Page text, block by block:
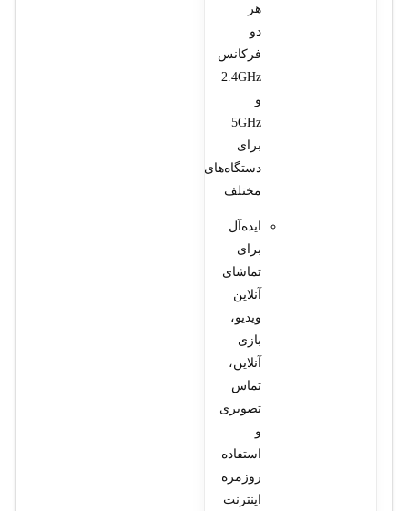
هر
دو
فرکانس
2.4GHz
و
5GHz
برای
دستگاه‌های
مختلف
ایده‌آل
برای
تماشای
آنلاین
ویدیو،
بازی
آنلاین،
تماس
تصویری
و
استفاده
روزمره
اینترنت